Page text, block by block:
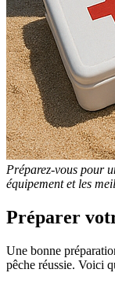
Préparez-vous pour
équipement et les
Préparer
Une bonne
pêche réussie. Voici